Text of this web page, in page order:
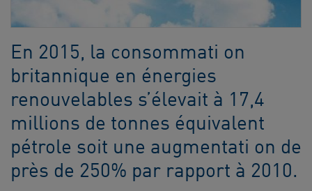
En 2015, la consommati on
britannique en énergies
renouvelables s’élevait à 17,4
millions de tonnes équivalent
pétrole soit une augmentati on de
près de 250% par rapport à 2010.